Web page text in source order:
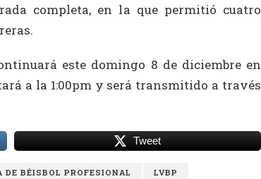
completa, en la que permitió cuatro
este domingo 8 de diciembre en
a la 1:00pm y será transmitido a través
Tweet
DE BÉISBOL PROFESIONAL LVBP